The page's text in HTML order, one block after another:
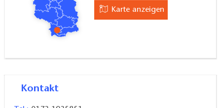
Karte anzeigen
Kontakt